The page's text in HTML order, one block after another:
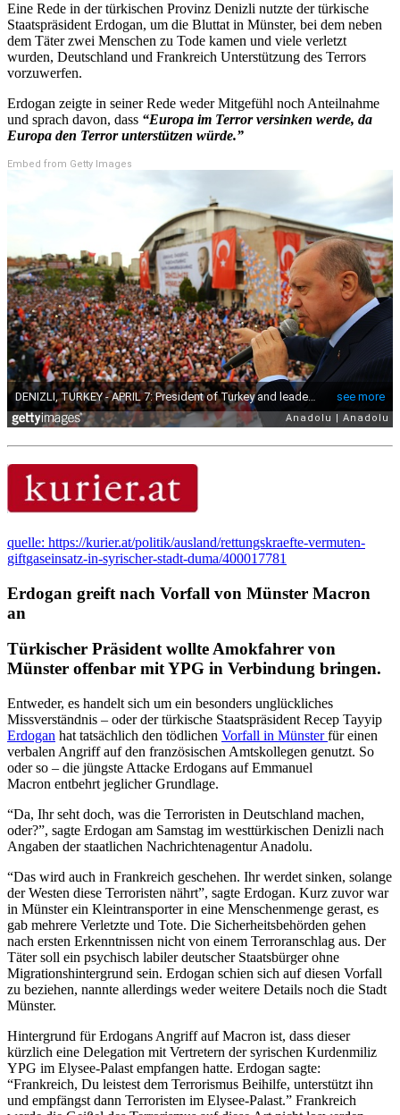
Eine Rede in der türkischen Provinz Denizli nutzte der türkische
Staatspräsident Erdogan, um die Bluttat in Münster, bei dem neben
dem Täter zwei Menschen zu Tode kamen und viele verletzt
wurden, Deutschland und Frankreich Unterstützung des Terrors
vorzuwerfen.
Erdogan zeigte in seiner Rede weder Mitgefühl noch Anteilnahme
und sprach davon, dass “Europa im Terror versinken werde, da
Europa den Terror unterstützen würde.”
Embed from Getty Images
quelle: https://kurier.at/politik/ausland/rettungskraefte-vermuten-
giftgaseinsatz-in-syrischer-stadt-duma/400017781
Erdogan greift nach Vorfall von Münster Macron
an
Türkischer Präsident wollte Amokfahrer von
Münster offenbar mit YPG in Verbindung bringen.
Entweder, es handelt sich um ein besonders unglückliches
Missverständnis – oder der türkische Staatspräsident Recep Tayyip
Erdogan hat tatsächlich den tödlichen Vorfall in Münsterfür einen
verbalen Angriff auf den französischen Amtskollegen genutzt. So
oder so – die jüngste Attacke Erdogans aufEmmanuel
Macron entbehrt jeglicher Grundlage.
“Da, Ihr seht doch, was die Terroristen in Deutschland machen,
oder?”, sagte Erdogan am Samstag im westtürkischen Denizli nach
Angaben der staatlichen NachrichtenagenturAnadolu.
“Das wird auch in Frankreich geschehen. Ihr werdet sinken, solange
der Westen diese Terroristen nährt”, sagte Erdogan. Kurz zuvor war
in Münster ein Kleintransporter in eine Menschenmenge gerast, es
gab mehrere Verletzte und Tote. Die Sicherheitsbehörden gehen
nach ersten Erkenntnissen nicht von einem Terroranschlag aus. Der
Täter soll ein psychisch labiler deutscher Staatsbürger ohne
Migrationshintergrund sein. Erdogan schien sich auf diesen Vorfall
zu beziehen, nannte allerdings weder weitere Details noch die Stadt
Münster.
Hintergrund für Erdogans Angriff auf Macron ist, dass dieser
kürzlich eine Delegation mit Vertretern der syrischen Kurdenmiliz
YPG im Elysee-Palast empfangen hatte. Erdogan sagte:
“Frankreich, Du leistest dem Terrorismus Beihilfe, unterstützt ihn
und empfängst dann Terroristen im Elysee-Palast.” Frankreich